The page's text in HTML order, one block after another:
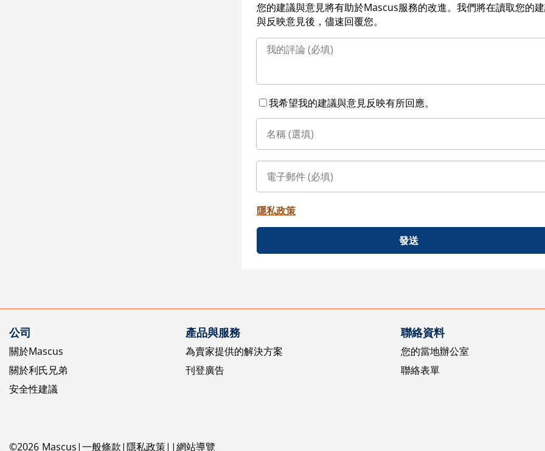
您的建議與意見將有助於Mascus服務的改進。我們將在讀取您的
與反映意見後，儘速回覆您。
我希望我的建議與意見反映有所回應。
隱私政策
發送
公司
關於Mascus
關於利氏兄弟
安全性建議
產品與服務
為賣家提供的解決方案
刊登廣告
聯絡資料
您的當地辦公室
聯絡表單
©2026 Mascus 一般條款 隱私政策 網站導覽